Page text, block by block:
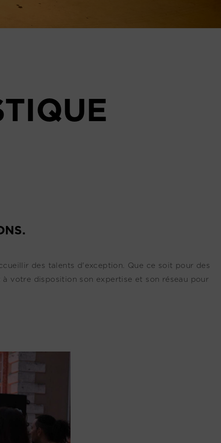
des talents d'exception. Que ce soit pour des
votre disposition son expertise et son réseau pour